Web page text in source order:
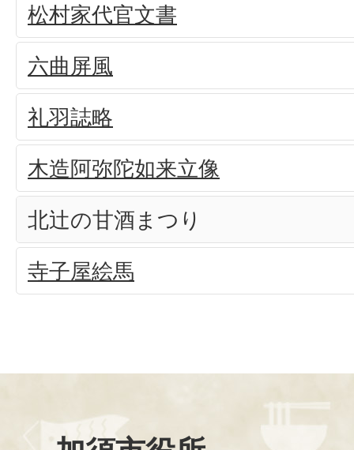
松村家代官文書
六曲屏風
礼羽誌略
木造阿弥陀如来立像
北辻の甘酒まつり
寺子屋絵馬